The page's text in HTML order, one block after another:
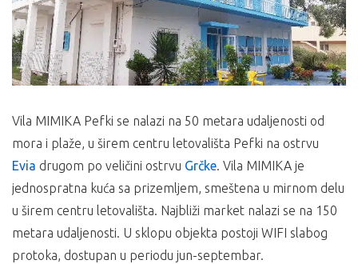
Vila MIMIKA Pefki se nalazi na 50 metara udaljenosti od
mora i plaže, u širem centru letovališta Pefki na ostrvu
Evia drugom po veličini ostrvu Grčke. Vila MIMIKA je
jednospratna kuća sa prizemljem, smeštena u mirnom delu
u širem centru letovališta. Najbliži market nalazi se na 150
metara udaljenosti. U sklopu objekta postoji WIFI slabog
protoka, dostupan u periodu jun-septembar.